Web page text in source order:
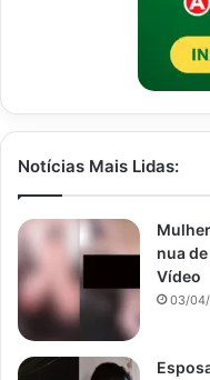
Notícias Mais Lidas:
nua
Vídeo
03/